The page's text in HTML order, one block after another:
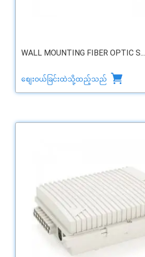
WALL MOUNTING FIBER OPTIC S...
စျေးဝယ်ခြင်းထဲသို့ထည့်သည်